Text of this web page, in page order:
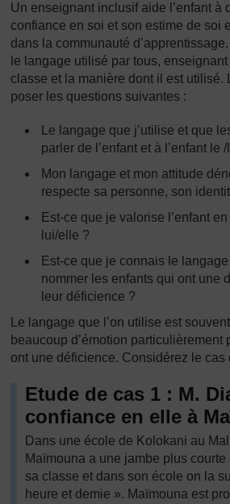
Un enseignant inclusif aide l’enfant à
confiance en soi et son estime de soi
dans la communauté
le langage utilisé par tous,
classe et la manière dont il est utilisé.
poser les questions suivantes :
Le langage que j’utilise et que
parler de l’enfant et à l’enfant le
Mon langage et mon attitude
respecte sa personne, son
Est-ce que je valorise l’enfant en
lui/elle ?
Est-ce que je connais le
nommer les enfants qui ont une
leur déficience ?
Le langage que l’on utilise est
beaucoup d’émotion particulièrement
ont une déficience. Considérez le cas
Etude de cas 1 : M.
confiance en elle à
Dans une école de Kolokani au
Maïmouna a une jambe plus courte
sa classe et dans son école on la
heure et demie ». Maïmouna est